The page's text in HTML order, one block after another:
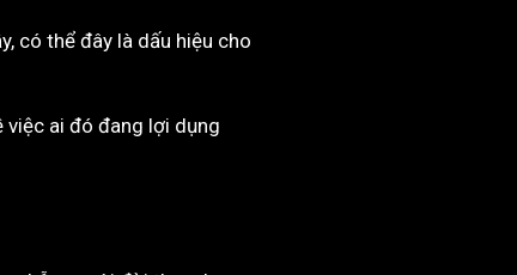
có thể đây là dấu hiệu cho
việc ai đó đang lợi dụng